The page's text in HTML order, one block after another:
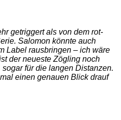
getriggert als von dem rot-
Salomon könnte auch
Label rausbringen – ich wäre
der neueste Zögling noch
für die langen Distanzen.
einen genauen Blick drauf